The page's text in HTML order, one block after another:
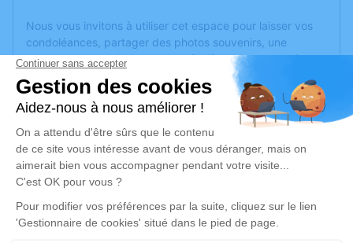
Nous vous invitons à utiliser cet espace pour laisser vos
condoléances, partager des photos souvenirs, une
anecdote ou exprimer vos pensées à travers des poèmes
ou des textes. Cet endroit est un lieu d'expression dédié à
honorer la mémoire de Philippe LANAUD.
Un service de plantation d’arbre hommage estdisponible